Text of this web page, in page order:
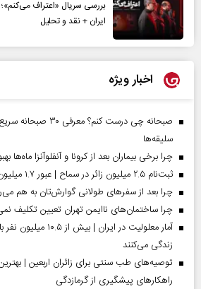
بررسی سریال «اعتراف
ایران + نقد و تحلیل
اخبار ویژه
صبحانه چی درست کنم؟
سلیقه‌ها
چرا برخی بیماران بعد از کرونا و آنفلوآنزا ماه‌ها
ثبت‌نام ۲.۵ میلیون زائر در سماح | عبور ۱.۷ میلیون نفر از مرز‌های اربعین
چرا بعد از سفرهای طولانی گوارش‌تان به هم
چرا ساختمان‌های ناایمن تهران تعیین تکلیف
آمار معلولیت در ایران
زندگی می‌کنند
توصیه‌های طب سنتی برای زائران اربعین |
راهکارهای پیشگیری از گرمازدگی